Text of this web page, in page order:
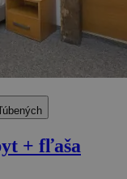
+ fľaša